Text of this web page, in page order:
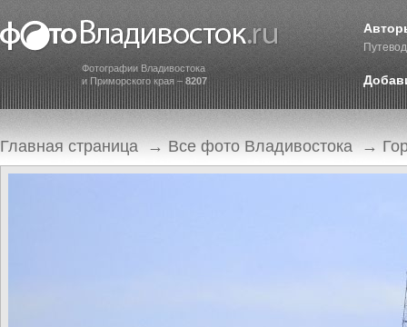
Фотографии Владивостока
и Приморского края – 8207
Главная страница → Все фото Владивостока →